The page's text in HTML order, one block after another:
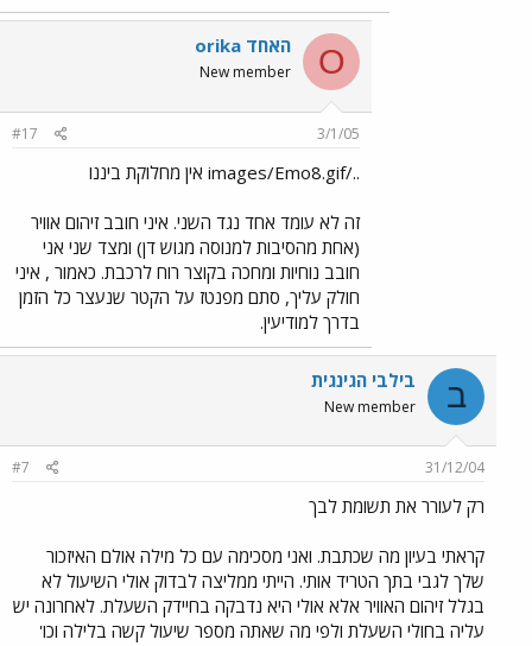
O orika האחד
New member
3/1/05
#17
../images/Emo8.gif אין מחלוקת ביננו
זה לא עומד אחד נגד השני. איני חובב זיהום אוויר
(אחת מהסיבות למנוסה מגוש דן) ומצד שני אני
חובב נוחיות ומחכה בקוצר רוח לרכבת. כאמור , איני
חולק עליך, סתם מפנטז על הקטר שנעצר כל הזמן
בדרך למודיעין.
ב בילבי הגינגית
New member
31/12/04
#7
רק לעורר את תשומת לבך
קראתי בעיון מה שכתבת. ואני מסכימה עם כל מילה אולם האיזכור
שלך לגבי בתך הטריד אותי. הייתי ממליצה לבדוק אולי השיעול לא
בגלל זיהום האוויר אלא אולי היא נדבקה בחיידק השעלת. לאחרונה יש
עליה בחולי השעלת ולפי מה שאתה מספר שיעול קשה בלילה וכו'